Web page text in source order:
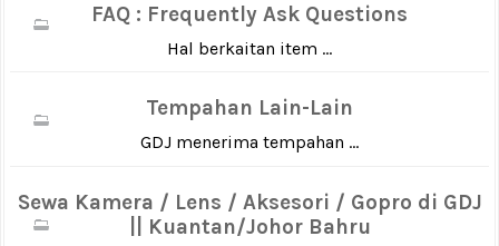
FAQ : Frequently Ask Questions
Hal berkaitan item ...
Tempahan Lain-Lain
GDJ menerima tempahan ...
Sewa Kamera / Lens / Aksesori / Gopro di GDJ
|| Kuantan/Johor Bahru